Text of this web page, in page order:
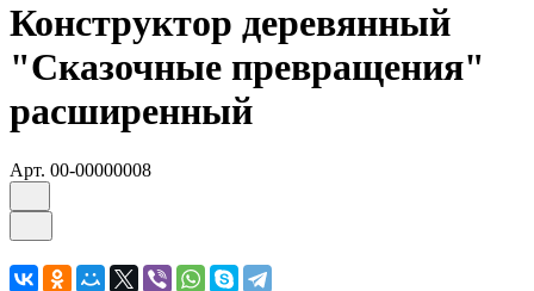
Конструктор деревянный
"Сказочные превращения"
расширенный
Арт. 00-00000008